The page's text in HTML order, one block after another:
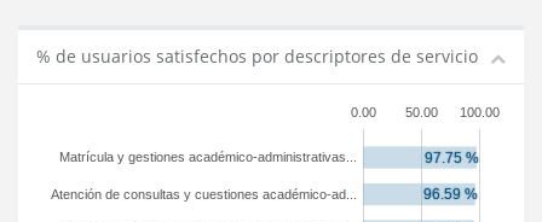
% de usuarios satisfechos por descriptores de servicio
0.00 50.00 100.00
Atención de consultas y cuestiones académico-ad...
Matrícula y gestiones académico-administrativas...